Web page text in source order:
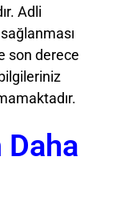
Adli
son derece